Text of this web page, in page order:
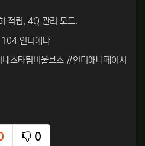
적립, 4Q 관리 모드.
인디애나
소타팀버울브스 #인디애나페이서
0